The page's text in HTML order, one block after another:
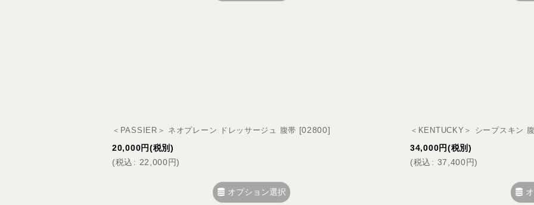
＜PASSIER＞ ネオプレーン ドレッサージュ 腹帯 [02800]
20,000円(税別)
(税込 : 22,000円)
オプション選択
＜KENTUCKY＞ シープスキン
34,000円(税別)
(税込 : 37,400円)